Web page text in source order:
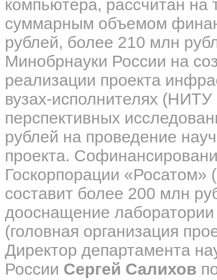
компьютера, рассчитан на
суммарным объемом
рублей, более 210 млн
Минобрнауки России на
реализации проекта
вузах-исполнителях
перспективных
рублей на проведение
проекта.
Госкорпорации «Росатом»
составит более 200 млн
дооснащение
(головная организация
Директор департамента
России Сергей Салихов